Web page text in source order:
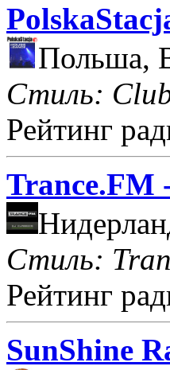
Польша,
Стиль:
Рейтинг
Trance.FM
Стиль:
Рейтинг
SunShine